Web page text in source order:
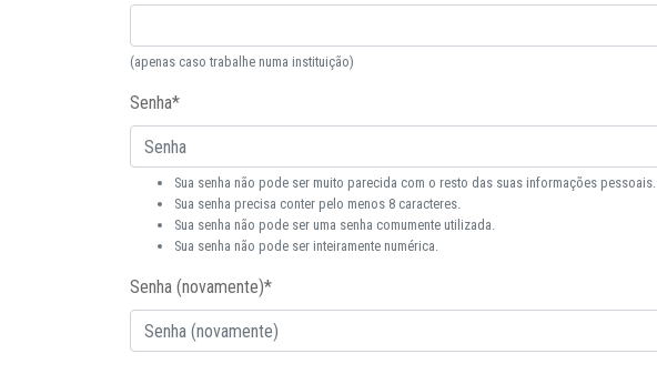
(apenas caso trabalhe numa instituição)
Senha*
Sua senha não pode ser muito parecida com o resto das suas informações pessoais.
Sua senha precisa conter pelo menos 8 caracteres.
Sua senha não pode ser uma senha comumente utilizada.
Sua senha não pode ser inteiramente numérica.
Senha (novamente)*